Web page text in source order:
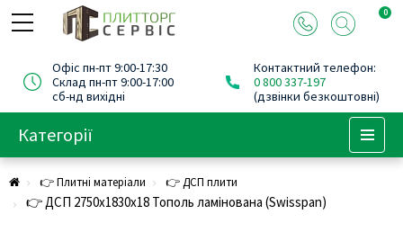
0
Офіс пн-пт 9:00-17:30
Склад пн-пт 9:00-17:00
сб-нд вихідні
Контактний телефон:
0 800 337-197
(дзвінки безкоштовні)
Категорії
👉 Плитні матеріали 👉 ДСП плити
👉 ДСП 2750х1830х18 Тополь ламінована (Swisspan)